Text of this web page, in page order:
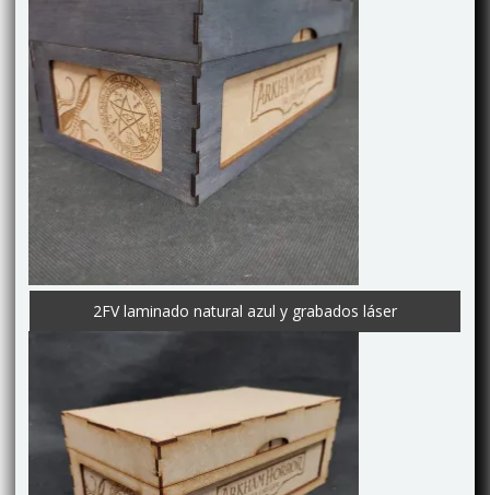
2FV laminado natural azul y grabados láser